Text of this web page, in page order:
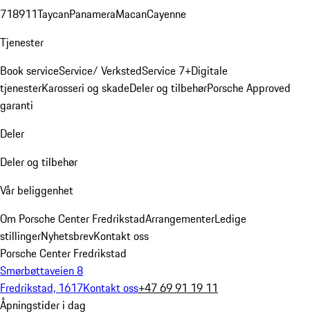
718911TaycanPanameraMacanCayenne
Tjenester
Book serviceService/ VerkstedService 7+Digitale
tjenesterKarosseri og skadeDeler og tilbehørPorsche Approved
garanti
Deler
Deler og tilbehør
Vår beliggenhet
Om Porsche Center FredrikstadArrangementerLedige
stillingerNyhetsbrevKontakt oss
Porsche Center Fredrikstad
Smørbøttaveien 8
Fredrikstad, 1617Kontakt oss+47 69 91 19 11
Åpningstider i dag